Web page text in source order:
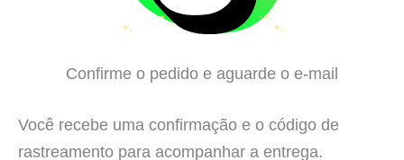
Confirme o pedido e aguarde o e-mail
Você recebe uma confirmação e o código de
rastreamento para acompanhar a entrega.